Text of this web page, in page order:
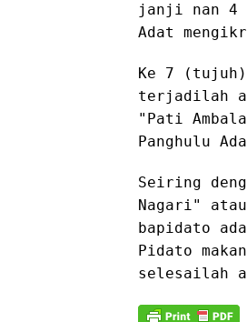
janji nan 4
Adat
Ke 7 (tujuh)
terjadilah
"Pati
Panghulu
Seiring
Nagari"
bapidato
Pidato
selesailah